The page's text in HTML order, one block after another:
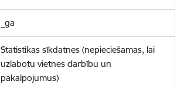
_ga
Statistikas sīkdatnes (nepieciešamas, lai
uzlabotu vietnes darbību un
pakalpojumus)